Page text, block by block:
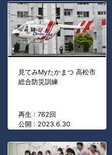
見てみMyたかまつ 高松市
総合防災訓練
再生 : 762回
公開 : 2023.6.30